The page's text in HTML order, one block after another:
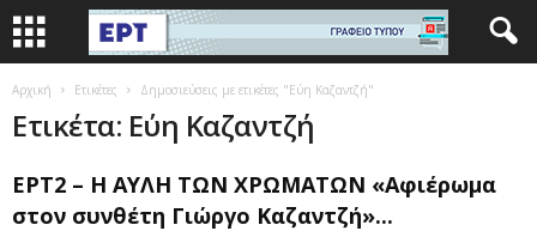
Αρχική Ετικέτες Δημοσιεύσεις με ετικέτες "Εύη Καζαντζή"
Ετικέτα: Εύη Καζαντζή
ΕΡΤ2 – Η ΑΥΛΗ ΤΩΝ ΧΡΩΜΑΤΩΝ «Αφιέρωμα
στον συνθέτη Γιώργο Καζαντζή»...